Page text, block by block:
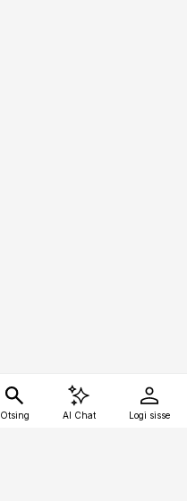
Otsing AI Chat Logi sisse